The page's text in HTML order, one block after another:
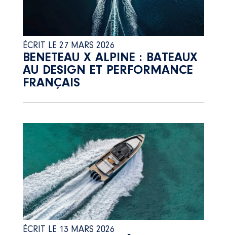
ÉCRIT LE 27 MARS 2026
BENETEAU X ALPINE : BATEAUX
AU DESIGN ET PERFORMANCE
FRANÇAIS
ÉCRIT LE 13 MARS 2026